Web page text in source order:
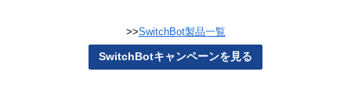
>>SwitchBot製品一覧
SwitchBotキャンペーンを見る